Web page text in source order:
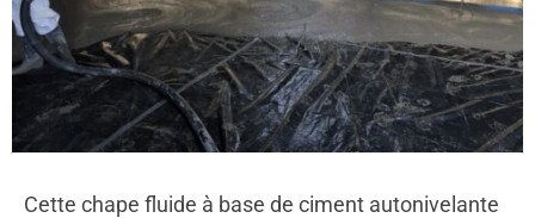
Cette chape fluide à base de ciment autonivelante